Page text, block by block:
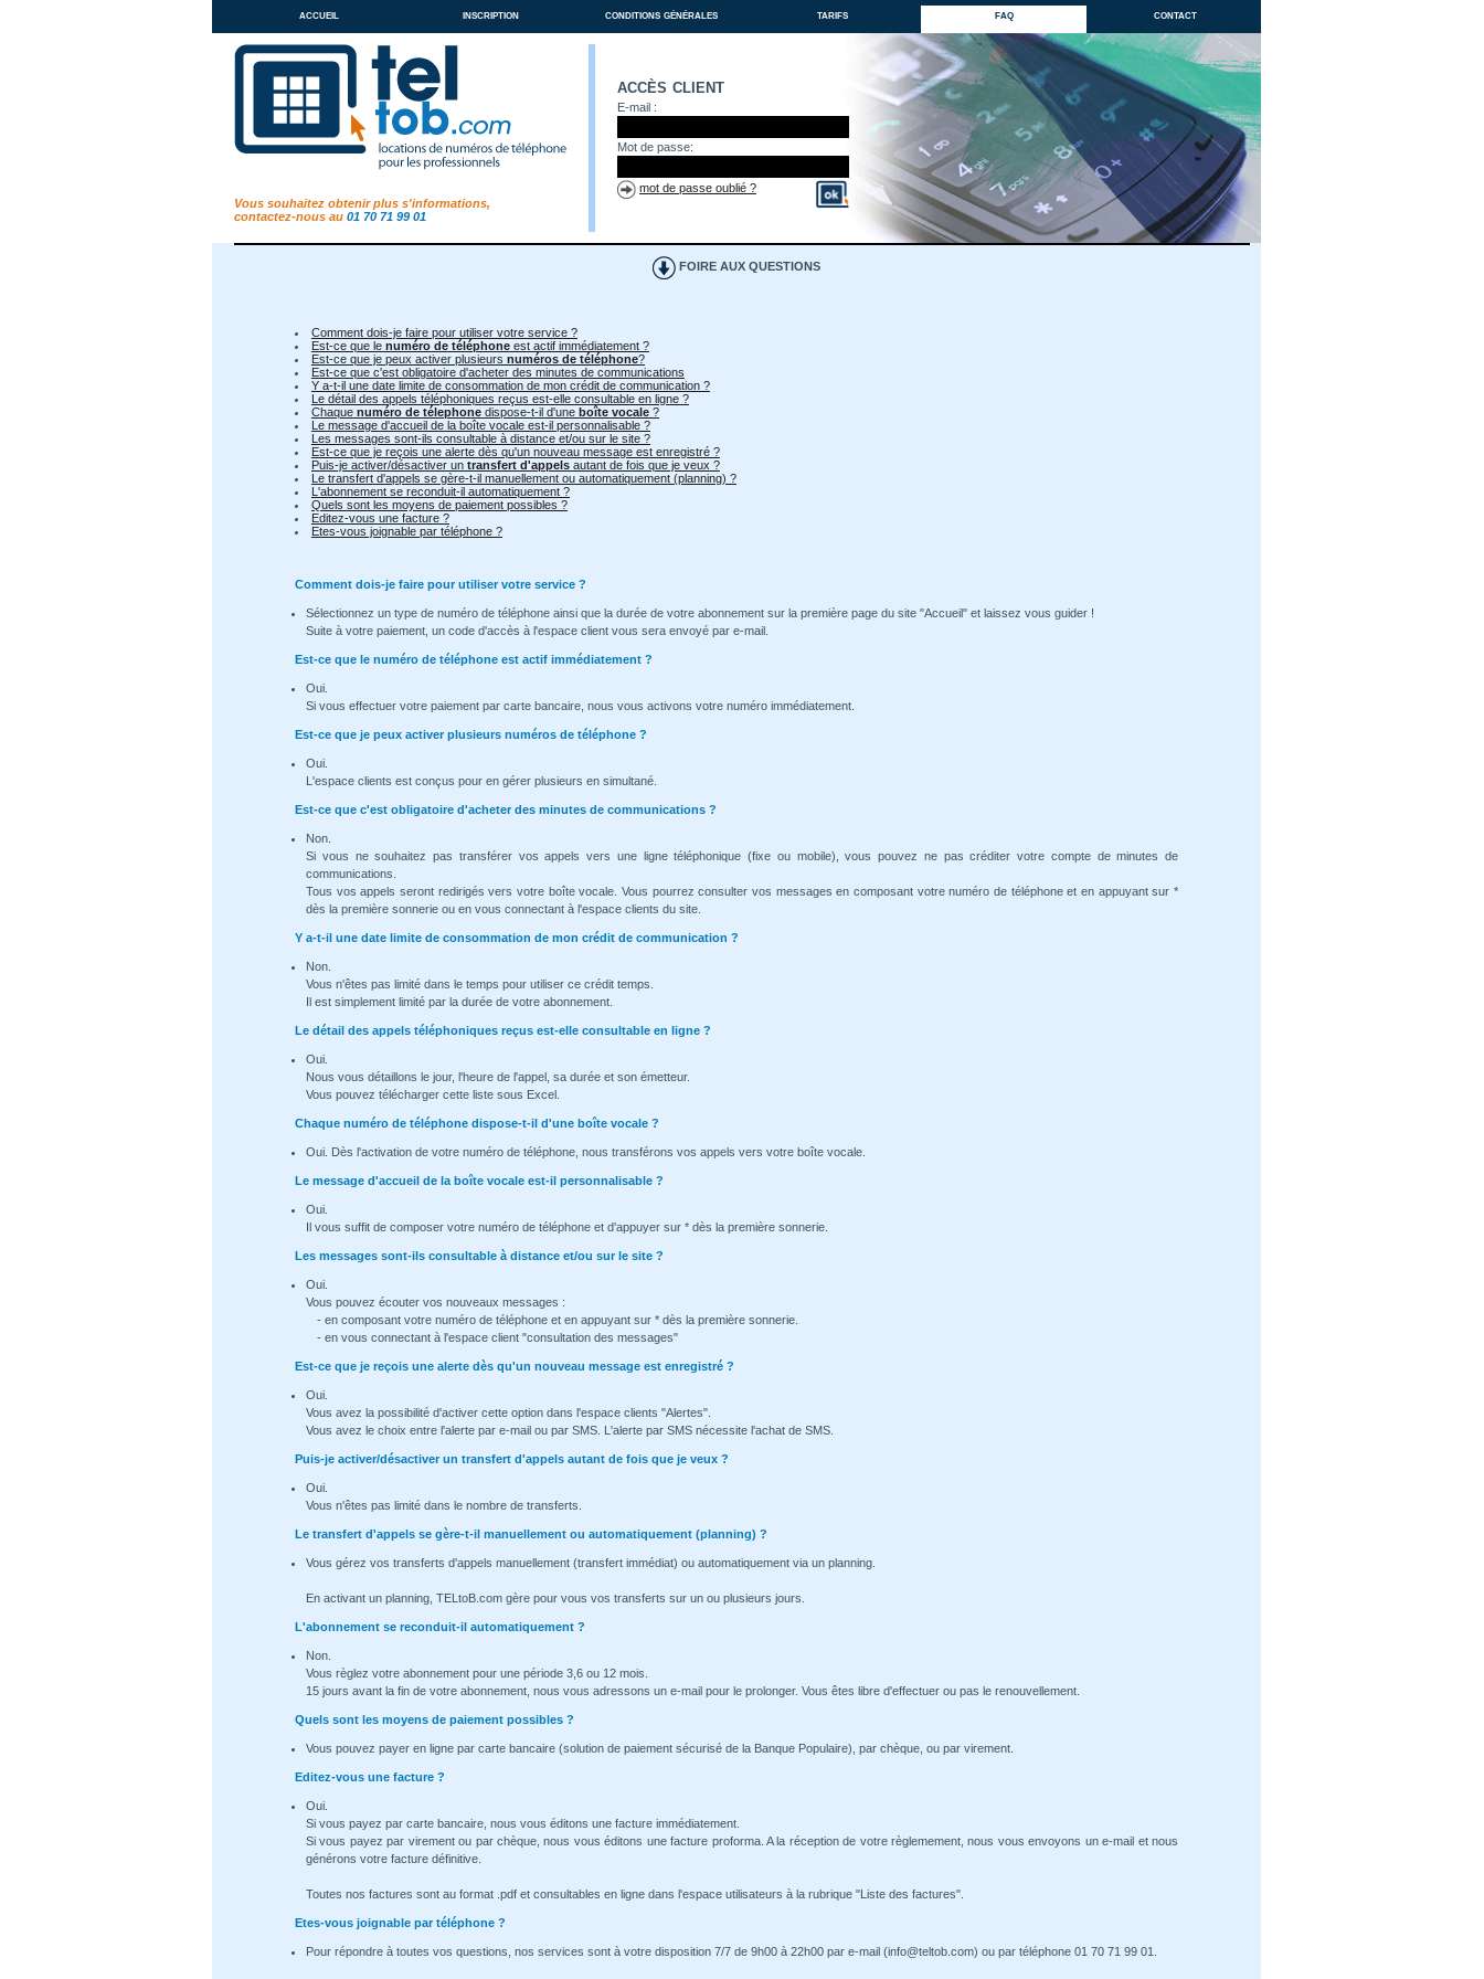
accueil inscription conditions générales tarifs faq contact
Vous souhaitez obtenir plus s'informations,
contactez-nous au 01 70 71 99 01
accès client
E-mail :
Mot de passe:
mot de passe oublié ?
FOIRE AUX QUESTIONS
Comment dois-je faire pour utiliser votre service ?
Est-ce que le numéro de téléphone est actif immédiatement ?
Est-ce que je peux activer plusieurs numéros de téléphone?
Est-ce que c'est obligatoire d'acheter des minutes de communications
Y a-t-il une date limite de consommation de mon crédit de communication ?
Le détail des appels téléphoniques reçus est-elle consultable en ligne ?
Chaque numéro de télephone dispose-t-il d'une boîte vocale ?
Le message d'accueil de la boîte vocale est-il personnalisable ?
Les messages sont-ils consultable à distance et/ou sur le site ?
Est-ce que je reçois une alerte dès qu'un nouveau message est enregistré ?
Puis-je activer/désactiver un transfert d'appels autant de fois que je veux ?
Le transfert d'appels se gère-t-il manuellement ou automatiquement (planning) ?
L'abonnement se reconduit-il automatiquement ?
Quels sont les moyens de paiement possibles ?
Editez-vous une facture ?
Etes-vous joignable par téléphone ?
Comment dois-je faire pour utiliser votre service ?
Sélectionnez un type de numéro de téléphone ainsi que la durée de votre abonnement sur la première page du site "Accueil" et laissez vous guider !
Suite à votre paiement, un code d'accès à l'espace client vous sera envoyé par e-mail.
Est-ce que le numéro de téléphone est actif immédiatement ?
Oui.
Si vous effectuer votre paiement par carte bancaire, nous vous activons votre numéro immédiatement.
Est-ce que je peux activer plusieurs numéros de téléphone ?
Oui.
L'espace clients est conçus pour en gérer plusieurs en simultané.
Est-ce que c'est obligatoire d'acheter des minutes de communications ?
Non.
Si vous ne souhaitez pas transférer vos appels vers une ligne téléphonique (fixe ou mobile), vous pouvez ne pas créditer votre compte de minutes de
communications.
Tous vos appels seront redirigés vers votre boîte vocale. Vous pourrez consulter vos messages en composant votre numéro de téléphone et en appuyant sur *
dès la première sonnerie ou en vous connectant à l'espace clients du site.
Y a-t-il une date limite de consommation de mon crédit de communication ?
Non.
Vous n'êtes pas limité dans le temps pour utiliser ce crédit temps.
Il est simplement limité par la durée de votre abonnement.
Le détail des appels téléphoniques reçus est-elle consultable en ligne ?
Oui.
Nous vous détaillons le jour, l'heure de l'appel, sa durée et son émetteur.
Vous pouvez télécharger cette liste sous Excel.
Chaque numéro de téléphone dispose-t-il d'une boîte vocale ?
Oui. Dès l'activation de votre numéro de téléphone, nous transférons vos appels vers votre boîte vocale.
Le message d'accueil de la boîte vocale est-il personnalisable ?
Oui.
Il vous suffit de composer votre numéro de téléphone et d'appuyer sur * dès la première sonnerie.
Les messages sont-ils consultable à distance et/ou sur le site ?
Oui.
Vous pouvez écouter vos nouveaux messages :
- en composant votre numéro de téléphone et en appuyant sur * dès la première sonnerie.
- en vous connectant à l'espace client "consultation des messages"
Est-ce que je reçois une alerte dès qu'un nouveau message est enregistré ?
Oui.
Vous avez la possibilité d'activer cette option dans l'espace clients "Alertes".
Vous avez le choix entre l'alerte par e-mail ou par SMS. L'alerte par SMS nécessite l'achat de SMS.
Puis-je activer/désactiver un transfert d'appels autant de fois que je veux ?
Oui.
Vous n'êtes pas limité dans le nombre de transferts.
Le transfert d'appels se gère-t-il manuellement ou automatiquement (planning) ?
Vous gérez vos transferts d'appels manuellement (transfert immédiat) ou automatiquement via un planning.
En activant un planning, TELtoB.com gère pour vous vos transferts sur un ou plusieurs jours.
L'abonnement se reconduit-il automatiquement ?
Non.
Vous règlez votre abonnement pour une période 3,6 ou 12 mois.
15 jours avant la fin de votre abonnement, nous vous adressons un e-mail pour le prolonger. Vous êtes libre d'effectuer ou pas le renouvellement.
Quels sont les moyens de paiement possibles ?
Vous pouvez payer en ligne par carte bancaire (solution de paiement sécurisé de la Banque Populaire), par chèque, ou par virement.
Editez-vous une facture ?
Oui.
Si vous payez par carte bancaire, nous vous éditons une facture immédiatement.
Si vous payez par virement ou par chèque, nous vous éditons une facture proforma. A la réception de votre règlemement, nous vous envoyons un e-mail et nous
générons votre facture définitive.
Toutes nos factures sont au format .pdf et consultables en ligne dans l'espace utilisateurs à la rubrique "Liste des factures".
Etes-vous joignable par téléphone ?
Pour répondre à toutes vos questions, nos services sont à votre disposition 7/7 de 9h00 à 22h00 par e-mail (info@teltob.com) ou par téléphone 01 70 71 99 01.